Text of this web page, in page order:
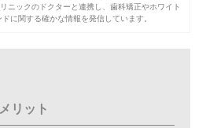
ニックのドクターと連携し、歯科矯正やホワイト
に関する確かな情報を発信しています。
リット